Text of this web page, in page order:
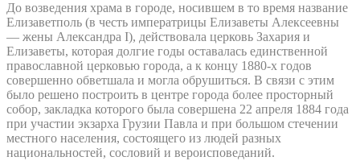
До возведения храма в городе, носившем в то время название
Елизаветполь (в честь императрицы Елизаветы Алексеевны
— жены Александра I), действовала церковь Захария и
Елизаветы, которая долгие годы оставалась единственной
православной церковью города, а к концу 1880-х годов
совершенно обветшала и могла обрушиться. В связи с этим
было решено построить в центре города более просторный
собор, закладка которого была совершена 22 апреля 1884 года
при участии экзарха Грузии Павла и при большом стечении
местного населения, состоящего из людей разных
национальностей, сословий и вероисповеданий.